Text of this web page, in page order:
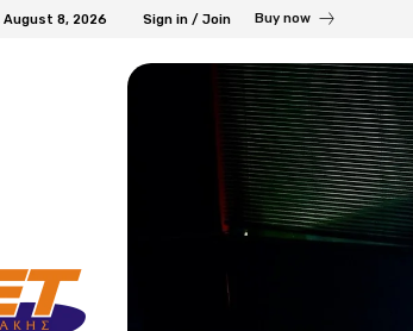
August 8, 2026 Sign in / Join Buy now